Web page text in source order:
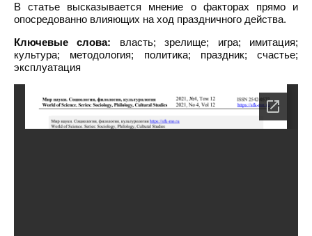
В статье высказывается мнение о факторах прямо и
опосредованно влияющих на ход праздничного действа.
Ключевые слова: власть; зрелище; игра; имитация;
культура; методология; политика; праздник; счастье;
эксплуатация